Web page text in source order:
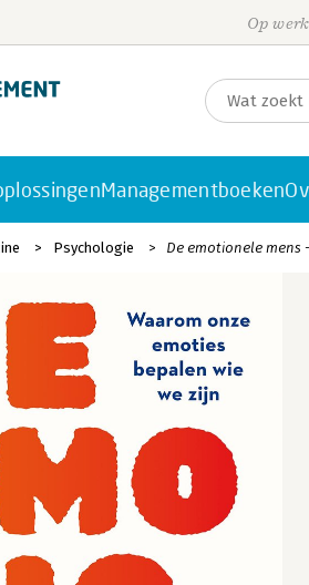
Op
Managementboeken
Psychologie De emotionele mens